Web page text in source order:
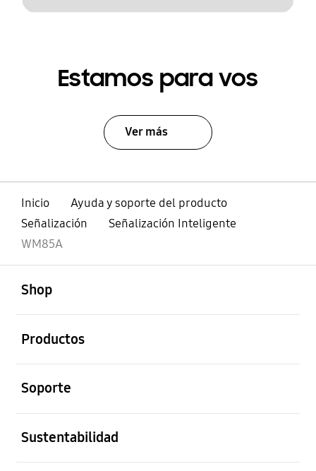
Estamos para vos
Ver más
Inicio
Ayuda y soporte del producto
Señalización
Señalización Inteligente
WM85A
Shop
Productos
Soporte
Sustentabilidad